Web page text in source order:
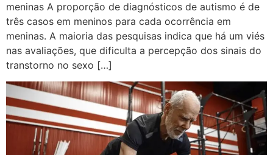
meninas A proporção de diagnósticos de autismo é de
três casos em meninos para cada ocorrência em
meninas. A maioria das pesquisas indica que há um viés
nas avaliações, que dificulta a percepção dos sinais do
transtorno no sexo […]